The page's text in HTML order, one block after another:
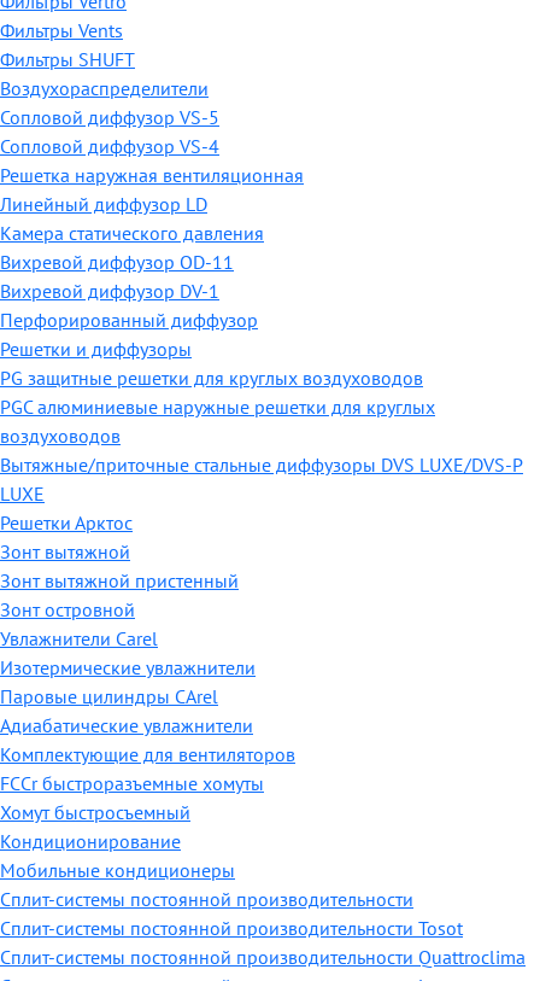
Фильтры Vents
Фильтры SHUFT
Воздухораспределители
Сопловой диффузор VS-5
Сопловой диффузор VS-4
Решетка наружная вентиляционная
Линейный диффузор LD
Камера статического давления
Вихревой диффузор OD-11
Вихревой диффузор DV-1
Перфорированный диффузор
Решетки и диффузоры
PG защитные решетки для круглых воздуховодов
PGC алюминиевые наружные решетки для круглых
воздуховодов
Вытяжные/приточные стальные диффузоры DVS LUXE/DVS-P
LUXE
Решетки Арктос
Зонт вытяжной
Зонт вытяжной пристенный
Зонт островной
Увлажнители Carel
Изотермические увлажнители
Паровые цилиндры CArel
Адиабатические увлажнители
Комплектующие для вентиляторов
FCCr быстроразъемные хомуты
Хомут быстросъемный
Кондиционирование
Мобильные кондиционеры
Сплит-системы постоянной производительности
Сплит-системы постоянной производительности Tosot
Сплит-системы постоянной производительности Quattroclima